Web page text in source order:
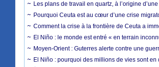
Les plans de travail en quartz, à l’origine
Pourquoi Ceuta est au cœur d’une crise
Comment la crise à la frontière de Ceuta a
El Niño : le monde est entré « en terrain
Moyen-Orient : Guterres alerte contre une
El Niño : pourquoi des millions de vies sont en